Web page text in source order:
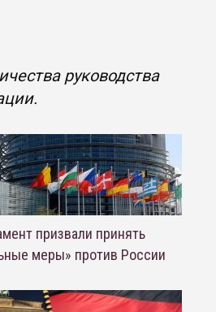
руководства
призвали принять
меры» против России